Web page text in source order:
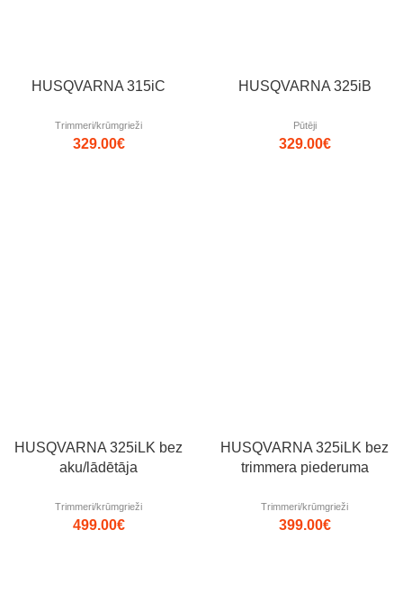
HUSQVARNA 315iC
Trimmeri/krūmgrieži
329.00€
HUSQVARNA 325iB
Pūtēji
329.00€
HUSQVARNA 325iLK bez
aku/lādētāja
Trimmeri/krūmgrieži
499.00€
HUSQVARNA 325iLK bez
trimmera piederuma
Trimmeri/krūmgrieži
399.00€